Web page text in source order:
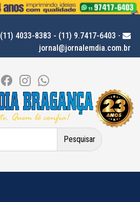
(11) 4033-8383 - (11) 9.7417-6403 -
jornal@jornalemdia.com.br